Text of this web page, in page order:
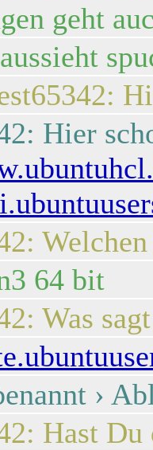
geht
Hier
64 bit
Was
›
Hast